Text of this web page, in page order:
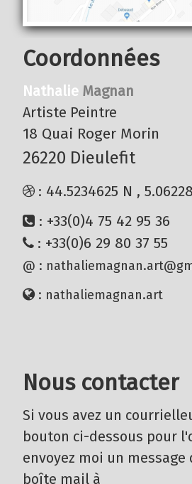
Coordonnées
Nathalie Magnan
Artiste Peintre
18 Quai Roger Morin
26220 Dieulefit
: 44.5234625 N ,
: +33(0)4 75 42 95 36
: +33(0)6 29 80 37 55
@ :
: nathaliemagnan.art
Nous contacter
Si vous avez un
bouton ci-dessous pour
envoyez moi un message
boîte mail à